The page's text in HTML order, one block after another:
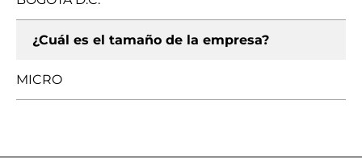
¿Cuál es el tamaño de la empresa?
MICRO